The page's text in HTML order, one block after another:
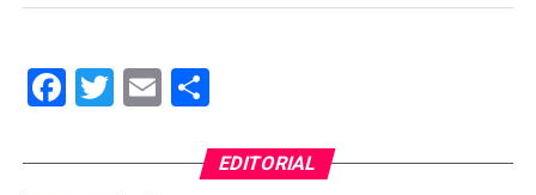
Facebook
Twitter
EmailShare
EDITORIAL